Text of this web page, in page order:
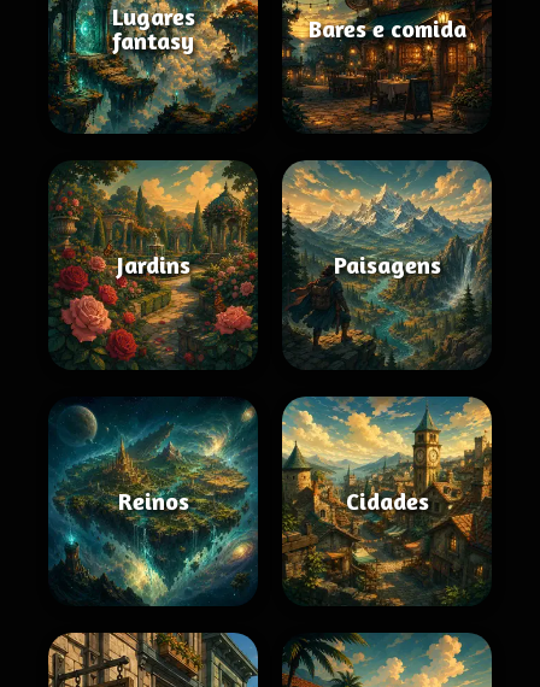
Lugares
fantasy
Bares e comida
Jardins Paisagens
Reinos Cidades